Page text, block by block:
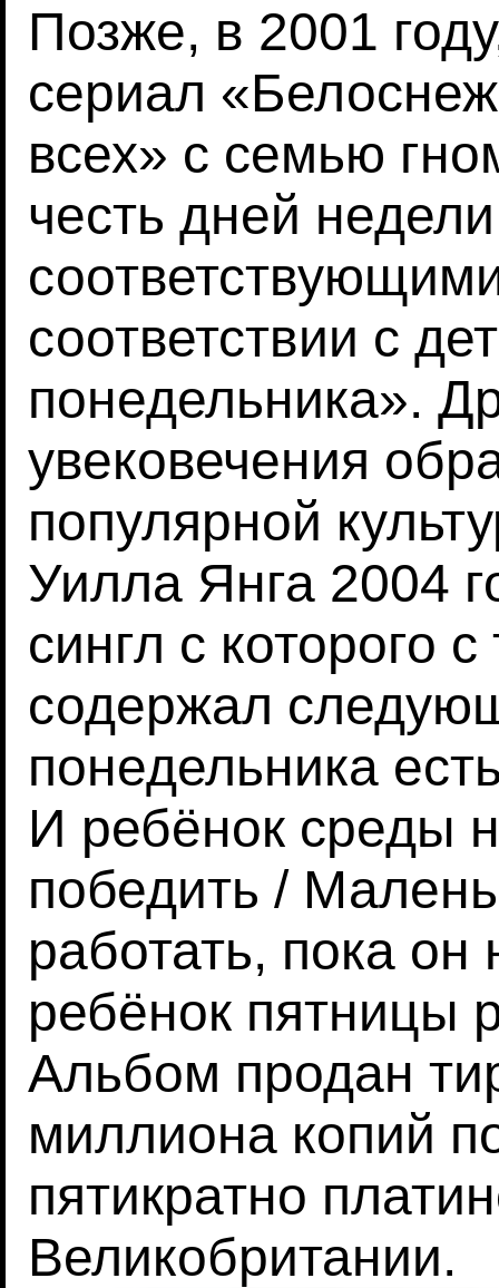
Позже, в 2001
сериал
всех» с семью
честь дней
соответствии с
понедельника».
увековечения
популярной
Уилла Янга 2004
сингл с которого
содержал
понедельника
И ребёнок среды
победить /
работать, пока
ребёнок пятницы
Альбом продан
миллиона копий
пятикратно
Великобритании.